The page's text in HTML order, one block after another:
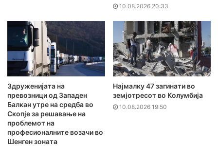
10.08.2026 20:33
Здруженијата на
превозници од Западен
Балкан утре на средба во
Скопје за решавање на
проблемот на
професионалните возачи во
Шенген зоната
Најмалку 47 загинати во
земјотресот во Колумбија
10.08.2026 19:50